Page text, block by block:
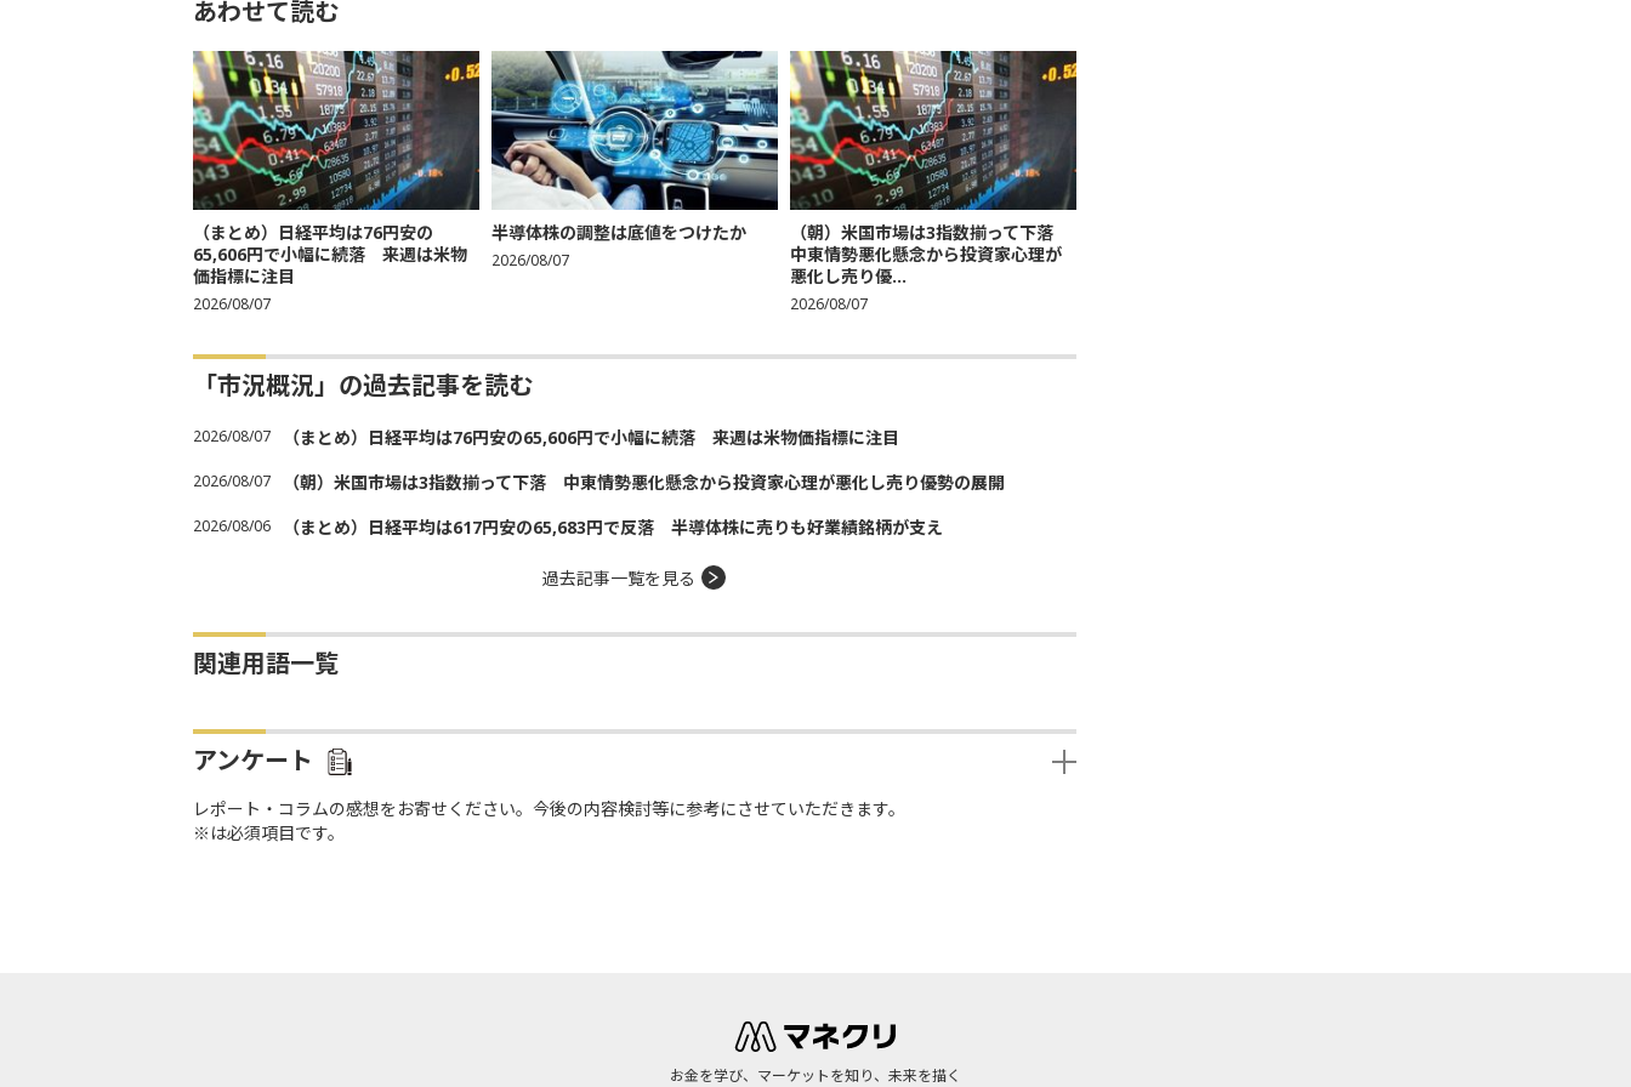
あわせて読む
（まとめ）日経平均は76円安の
65,606円で小幅に続落 来週は米物
価指標に注目
2026/08/07
半導体株の調整は底値をつけたか
2026/08/07
（朝）米国市場は3指数揃って下落
中東情勢悪化懸念から投資家心理が
悪化し売り優...
2026/08/07
「市況概況」の過去記事を読む
2026/08/07 （まとめ）日経平均は76円安の65,606円で小幅に続落 来週は米物価指標に注目
2026/08/07 （朝）米国市場は3指数揃って下落 中東情勢悪化懸念から投資家心理が悪化し売り優勢の展開
2026/08/06 （まとめ）日経平均は617円安の65,683円で反落 半導体株に売りも好業績銘柄が支え
過去記事一覧を見る
関連用語一覧
アンケート
レポート・コラムの感想をお寄せください。今後の内容検討等に参考にさせていただきます。
※は必須項目です。
お金を学び、マーケットを知り、未来を描く